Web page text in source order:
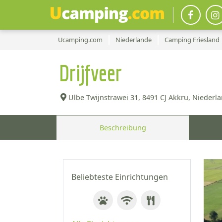
Ucamping.com Niederlande Camping Friesland
Drijfveer
Ulbe Twijnstrawei 31, 8491 CJ Akkru,
Beschreibung
Beliebteste Einrichtungen